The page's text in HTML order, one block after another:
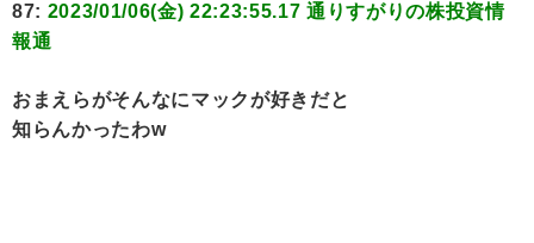
87: 2023/01/06(金) 22:23:55.17 通りすがりの株投資情
報通
おまえらがそんなにマックが好きだと
知らんかったわw